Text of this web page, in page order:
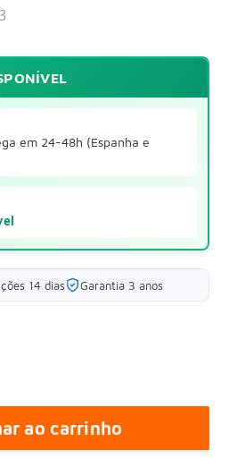
em 24-48h (Espanha e
14 dias Garantia 3 anos
ao carrinho